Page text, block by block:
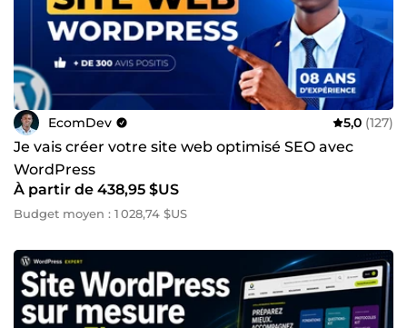
EcomDev 5,0 (127)
Je vais créer votre site web optimisé SEO avec
WordPress
À partir de 438,95 $US
Budget moyen : 1 028,74 $US